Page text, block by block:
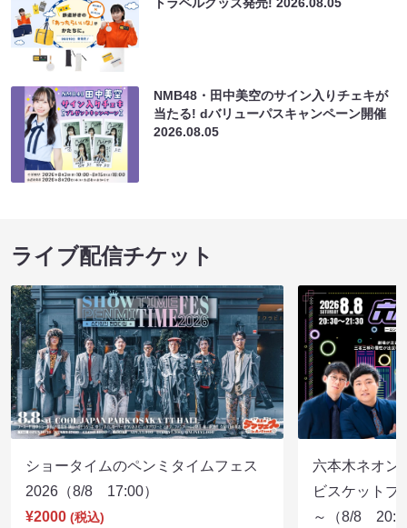
NMB48・田中美空のサイン入りチェキが
当たる! dバリューパスキャンペーン開催
2026.08.05
ライブ配信チケット
ショータイムのペンミタイムフェス
2026（8/8 17:00）
¥2000 (税込)
六本木ネオン
ビスケットブ
～（8/8